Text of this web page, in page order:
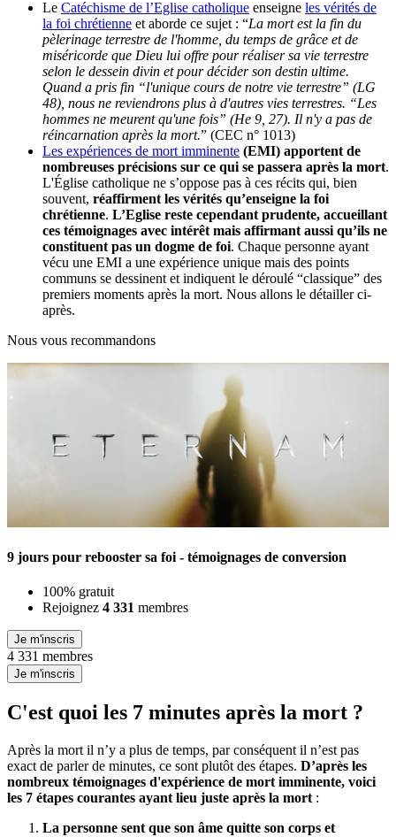
Le Catéchisme de l’Eglise catholique enseigne les vérités de
la foi chrétienne et aborde ce sujet : “La mort est la fin du
pèlerinage terrestre de l'homme, du temps de grâce et de
miséricorde que Dieu lui offre pour réaliser sa vie terrestre
selon le dessein divin et pour décider son destin ultime.
Quand a pris fin “l'unique cours de notre vie terrestre” (LG
48), nous ne reviendrons plus à d'autres vies terrestres. “Les
hommes ne meurent qu'une fois” (He 9, 27). Il n'y a pas de
réincarnation après la mort.” (CEC n° 1013)
Les expériences de mort imminente (EMI) apportent de
nombreuses précisions sur ce qui se passera après la mort.
L'Église catholique ne s’oppose pas à ces récits qui, bien
souvent, réaffirment les vérités qu’enseigne la foi
chrétienne. L’Eglise reste cependant prudente, accueillant
ces témoignages avec intérêt mais affirmant aussi qu’ils ne
constituent pas un dogme de foi. Chaque personne ayant
vécu une EMI a une expérience unique mais des points
communs se dessinent et indiquent le déroulé “classique” des
premiers moments après la mort. Nous allons le détailler ci-
après.
Nous vous recommandons
9 jours pour rebooster sa foi - témoignages de conversion
100% gratuit
Rejoignez 4 331 membres
Je m'inscris
4 331 membres
Je m'inscris
C'est quoi les 7 minutes après la mort ?
Après la mort il n’y a plus de temps, par conséquent il n’est pas
exact de parler de minutes, ce sont plutôt des étapes. D’après les
nombreux témoignages d'expérience de mort imminente, voici
les 7 étapes courantes ayant lieu juste après la mort :
La personne sent que son âme quitte son corps et